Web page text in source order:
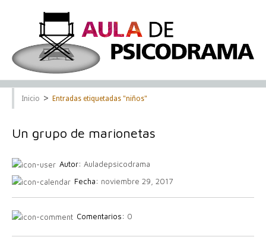
Inicio > Entradas etiquetadas "niños"
Un grupo de marionetas
Autor: Auladepsicodrama
Fecha: noviembre 29, 2017
Comentarios: 0